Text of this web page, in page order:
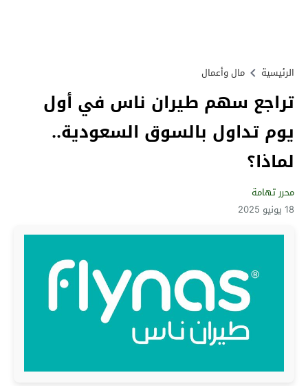
الرئيسية مال وأعمال
تراجع سهم طيران ناس في أول
يوم تداول بالسوق السعودية..
لماذا؟
محرر تهامة
18 يونيو 2025